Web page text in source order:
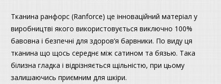
Тканина ранфорс (Ranforce) це інноваційний матеріал у
виробництві якого використовується виключно 100%
бавовна і безпечні для здоров’я барвники. По виду ця
тканина що щось середнє між сатином та бязью. Така
білизна гладка і відрізняється щільністю, при цьому
залишаючись приємним для шкіри.